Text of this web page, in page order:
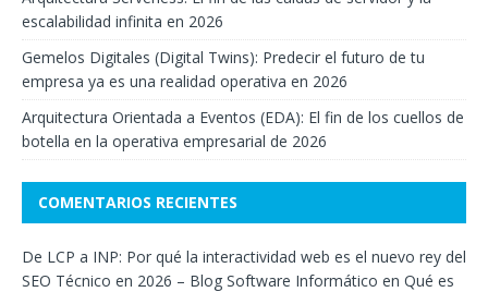
escalabilidad infinita en 2026
Gemelos Digitales (Digital Twins): Predecir el futuro de tu
empresa ya es una realidad operativa en 2026
Arquitectura Orientada a Eventos (EDA): El fin de los cuellos de
botella en la operativa empresarial de 2026
COMENTARIOS RECIENTES
De LCP a INP: Por qué la interactividad web es el nuevo rey del
SEO Técnico en 2026 – Blog Software Informático en Qué es